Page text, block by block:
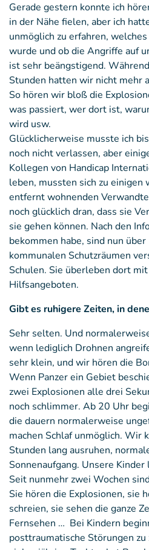
Gerade gestern konnte ich
in der Nähe fielen, aber ich
unmöglich zu erfahren,
wurde und ob die Angriffe auf
ist sehr beängstigend.
Stunden hatten wir nicht mehr
So hören wir bloß die
was passiert, wer dort ist,
wird usw.
Glücklicherweise musste ich
noch nicht verlassen, aber
Kollegen von Handicap
leben, mussten sich zu einigen
entfernt wohnenden
noch glücklich dran, dass sie
sie gehen können. Nach den
bekommen habe, sind nun
kommunalen Schutzräumen
Schulen. Sie überleben dort
Hilfsangeboten.
Gibt es ruhigere Zeiten, in
Sehr selten. Und
wenn lediglich Drohnen
sehr klein, und wir hören die
Wenn Panzer ein Gebiet
zwei Explosionen alle drei
noch schlimmer. Ab 20 Uhr
die dauern normalerweise
machen Schlaf unmöglich. Wir
Stunden lang ausruhen,
Sonnenaufgang. Unsere
Seit nunmehr zwei Wochen
Sie hören die Explosionen, sie
schreien, sie sehen die ganze
Fernsehen … Bei Kindern
posttraumatische Störungen zu